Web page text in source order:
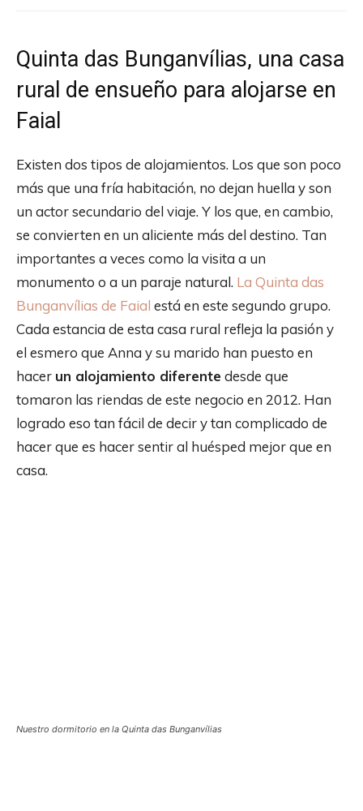
Quinta das Bunganvílias, una casa
rural de ensueño para alojarse en
Faial
Existen dos tipos de alojamientos. Los que son poco
más que una fría habitación, no dejan huella y son
un actor secundario del viaje. Y los que, en cambio,
se convierten en un aliciente más del destino. Tan
importantes a veces como la visita a un
monumento o a un paraje natural. La Quinta das
Bunganvílias de Faial está en este segundo grupo.
Cada estancia de esta casa rural refleja la pasión y
el esmero que Anna y su marido han puesto en
hacer un alojamiento diferente desde que
tomaron las riendas de este negocio en 2012. Han
logrado eso tan fácil de decir y tan complicado de
hacer que es hacer sentir al huésped mejor que en
casa.
Nuestro dormitorio en la Quinta das Bunganvílias